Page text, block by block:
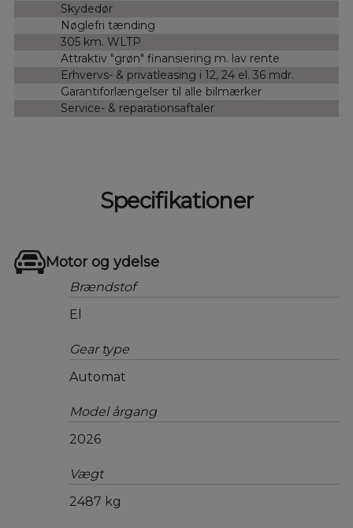
Skydedør
Nøglefri tænding
305 km. WLTP
Attraktiv "grøn" finansiering m. lav rente
Erhvervs- & privatleasing i 12, 24 el. 36 mdr.
Garantiforlængelser til alle bilmærker
Service- & reparationsaftaler
Specifikationer
Motor og ydelse
Brændstof
El
Gear type
Automat
Model årgang
2026
Vægt
2487 kg